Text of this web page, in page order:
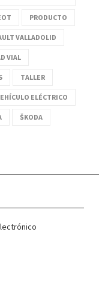
PRODUCTO
VALLADOLID
VIAL
TALLER
ELÉCTRICO
ŠKODA